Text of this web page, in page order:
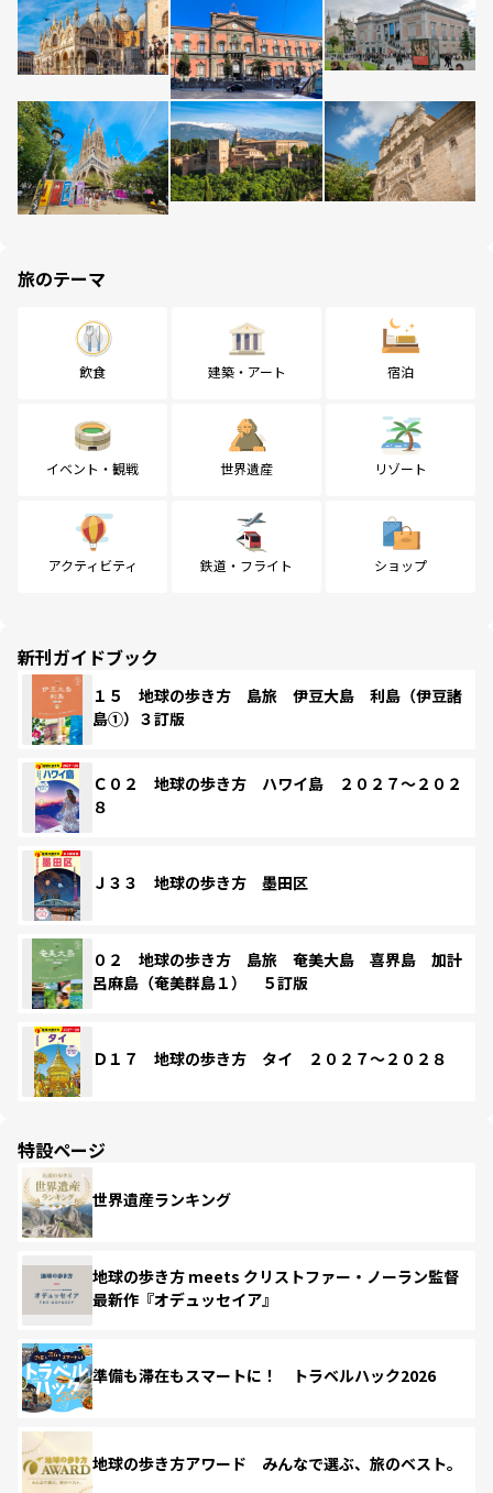
旅のテーマ
飲食 建築・アート 宿泊
イベント・観戦 世界遺産 リゾート
アクティビティ 鉄道・フライト ショップ
新刊ガイドブック
１５ 地球の歩き方 島旅 伊豆大島 利島（伊豆諸
島①）３訂版
Ｃ０２ 地球の歩き方 ハワイ島 ２０２７～２０２
８
Ｊ３３ 地球の歩き方 墨田区
０２ 地球の歩き方 島旅 奄美大島 喜界島 加計
呂麻島（奄美群島１） ５訂版
Ｄ１７ 地球の歩き方 タイ ２０２７～２０２８
特設ページ
世界遺産ランキング
地球の歩き方 meets クリストファー・ノーラン監督
最新作『オデュッセイア』
準備も滞在もスマートに！ トラベルハック2026
地球の歩き方アワード みんなで選ぶ、旅のベスト。